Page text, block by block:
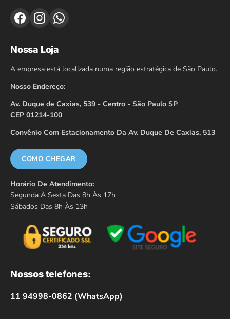
Nossa Loja
A empresa está localizada numa região estratégica de São Paulo.
Nosso Endereço:
Av. Duque de Caxias, 539 - Centro - São Paulo SP
CEP 01214-100
Convênio Com Estacionamento Da Av. Duque De Caxias, 513
COMO CHEGAR
Horário De Atendimento:
Segunda À Sexta Das 8h Às 17h
Sábados Das 8h Às 13h
Nossos telefones:
11 94998-0862 (WhatsApp)